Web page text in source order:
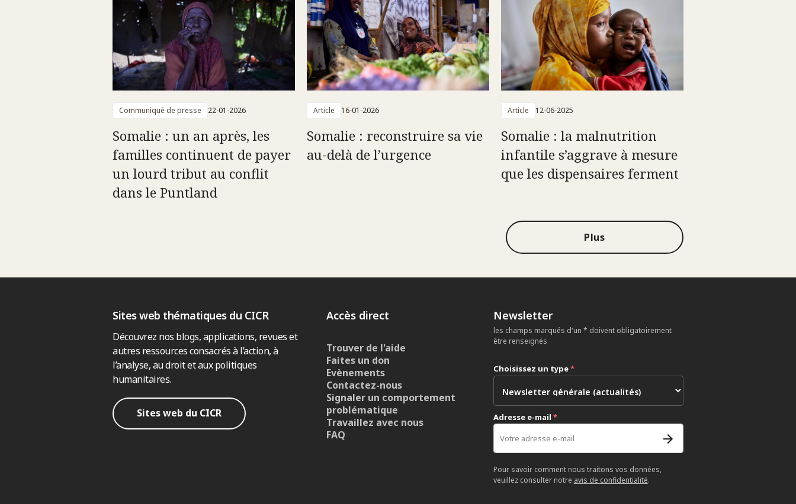
Communiqué de presse 22-01-2026
Somalie : un an après, les
familles continuent de payer
un lourd tribut au conflit
dans le Puntland
Article 16-01-2026
Somalie : reconstruire sa vie
au-delà de l’urgence
Article 12-06-2025
Somalie : la malnutrition
infantile s’aggrave à mesure
que les dispensaires ferment
Plus
Sites web thématiques du CICR
Découvrez nos blogs, applications, revues et
autres ressources consacrés à l’action, à
l’analyse, au droit et aux politiques
humanitaires.
Sites web du CICR
Accès direct
Trouver de l'aide
Faites un don
Evènements
Contactez-nous
Signaler un comportement
problématique
Travaillez avec nous
FAQ
Newsletter
les champs marqués d'un * doivent obligatoirement
être renseignés
Choisissez un type*
Adresse e-mail *
Pour savoir comment nous traitons vos données,
veuillez consulter notre avis de confidentialité.